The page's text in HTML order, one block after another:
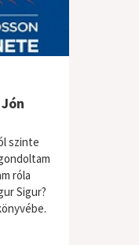
szinte
róla
Sigur?